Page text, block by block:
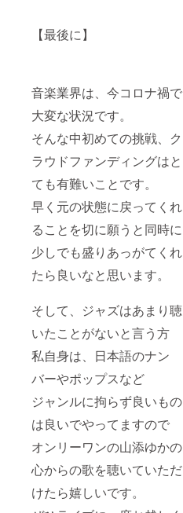
【最後に】
音楽業界は、今コロナ禍で
大変な状況です。
そんな中初めての挑戦、ク
ラウドファンディングはと
ても有難いことです。
早く元の状態に戻ってくれ
ることを切に願うと同時に
少しでも盛りあっがてくれ
たら良いなと思います。
そして、ジャズはあまり聴
いたことがないと言う方
私自身は、日本語のナン
バーやポップスなど
ジャンルに拘らず良いもの
は良いでやってますので
オンリーワンの山添ゆかの
心からの歌を聴いていただ
けたら嬉しいです。